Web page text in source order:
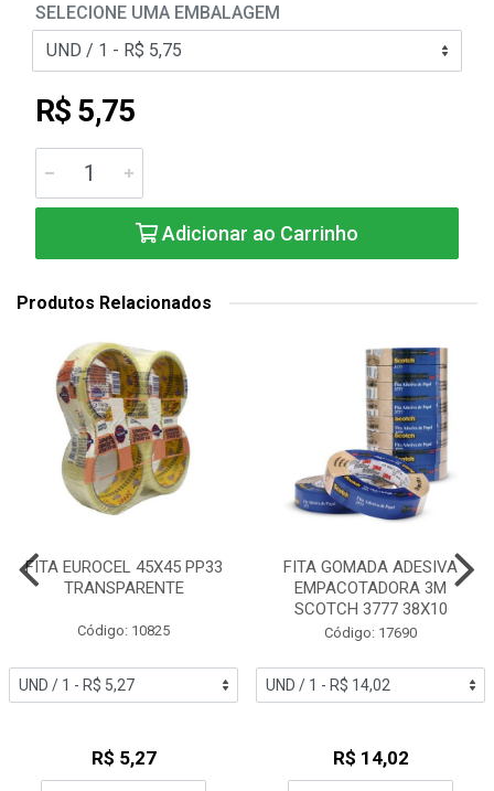
SELECIONE UMA EMBALAGEM
R$ 5,75
Adicionar ao Carrinho
Produtos Relacionados
FITA EUROCEL 45X45 PP33
TRANSPARENTE
Código: 10825
R$ 5,27
FITA GOMADA ADESIVA
EMPACOTADORA 3M
SCOTCH 3777 38X10
Código: 17690
R$ 14,02